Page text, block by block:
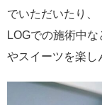
でいただいたり、
LOGでの施術中
やスイーツを楽し